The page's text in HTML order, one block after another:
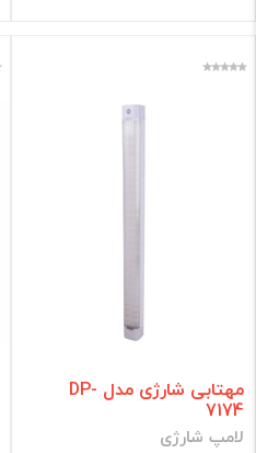
مهتابی شارژی مدل DP-
7174
لامپ شارژی